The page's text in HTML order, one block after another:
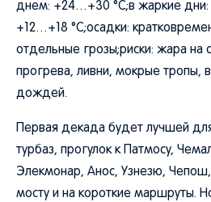
днем: +24…+30 °C;в жаркие
+12…+18 °C;осадки:
отдельные грозы;риски: жара на
прогрева, ливни, мокрые тропы,
дождей.
Первая декада будет лучшей
турбаз, прогулок к Патмосу,
Элекмонар, Анос, Узнезю, Чепош,
мосту и на короткие маршруты.